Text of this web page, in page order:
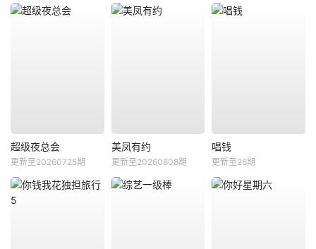
超级夜总会
更新至20260725期
美凤有约
更新至20260808期
唱钱
更新至26期